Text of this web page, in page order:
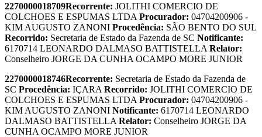
2270000018709Recorrente: JOLITHI COMERCIO DE
COLCHOES E ESPUMAS LTDA Procurador: 04704200906 -
KIM AUGUSTO ZANONI Procedência: SÃO BENTO DO SUL
Recorrido: Secretaria de Estado da Fazenda de SC Notificante:
6170714 LEONARDO DALMASO BATTISTELLA Relator:
Conselheiro JORGE DA CUNHA OCAMPO MORE JUNIOR
2270000018746Recorrente: Secretaria de Estado da Fazenda de
SC Procedência: IÇARA Recorrido: JOLITHI COMERCIO DE
COLCHOES E ESPUMAS LTDA Procurador: 04704200906 -
KIM AUGUSTO ZANONI Notificante: 6170714 LEONARDO
DALMASO BATTISTELLA Relator: Conselheiro JORGE DA
CUNHA OCAMPO MORE JUNIOR